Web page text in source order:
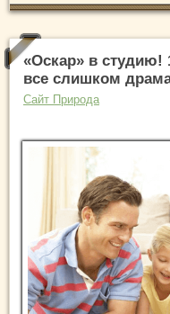
«Оскар» в студию!
все слишком
Сайт Природа